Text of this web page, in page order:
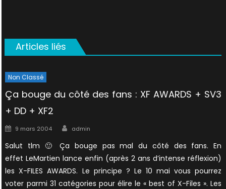
Articles liés
Non Classé
Ça bouge du côté des fans : XF AWARDS + SV3
+ DD + XF2
Posted
9 mars 2004 Author
admin
Salut tlm 🙂 Ça bouge pas mal du côté des fans. En
effet LeMartien lance enfin (après 2 ans d’intense réflexion)
les X-FILES AWARDS. Le principe ? Le 10 mai vous pourrez
voter parmi 31 catégories pour élire le « best of X-Files ». Les